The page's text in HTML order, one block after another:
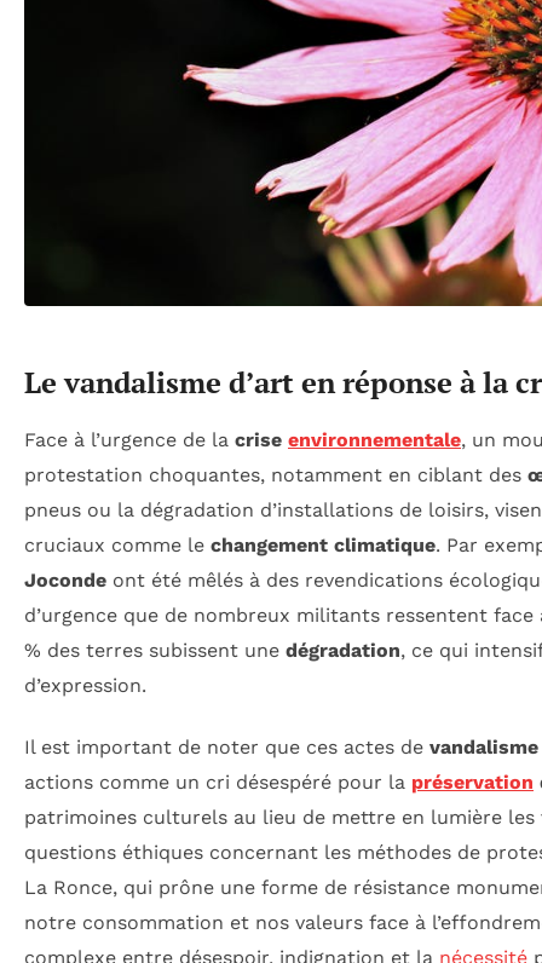
Le vandalisme d’art en réponse à la
Face à l’urgence de la crise environnementale, un
protestation choquantes, notamment en ciblant des
pneus ou la dégradation d’installations de loisirs,
cruciaux comme le changement climatique. Par
Joconde ont été mêlés à des revendications
d’urgence que de nombreux militants ressentent
% des terres subissent une dégradation, ce qui
d’expression.
Il est important de noter que ces actes de vandalisme
actions comme un cri désespéré pour la préservation
patrimoines culturels au lieu de mettre en lumière
questions éthiques concernant les méthodes de
La Ronce, qui prône une forme de résistance
notre consommation et nos valeurs face à
complexe entre désespoir, indignation et la nécessité